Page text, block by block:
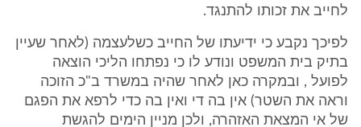
לחייב את זכותו להתנגד.
לפיכך נקבע כי ידיעתו של החייב כשלעצמה (לאחר שעיין
בתיק בית המשפט ונודע לו כי נפתחו הליכי הוצאה
לפועל , ובמקרה כאן לאחר שהיה במשרד ב"כ הזוכה
וראה את השטר) אין בה די ואין בה כדי לרפא את הפגם
של אי המצאת האזהרה, ולכן מניין הימים להגשת